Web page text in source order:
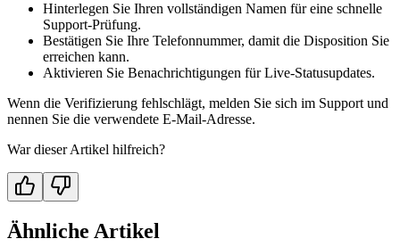
Hinterlegen Sie Ihren vollständigen Namen für eine schnelle
Support-Prüfung.
Bestätigen Sie Ihre Telefonnummer, damit die Disposition Sie
erreichen kann.
Aktivieren Sie Benachrichtigungen für Live-Statusupdates.
Wenn die Verifizierung fehlschlägt, melden Sie sich im Support und
nennen Sie die verwendete E-Mail-Adresse.
War dieser Artikel hilfreich?
Ähnliche Artikel